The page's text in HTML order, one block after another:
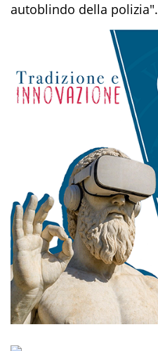
autoblindo della polizia".